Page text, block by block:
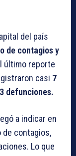
del país
de contagios y
último reporte
casi 7
defunciones.
a indicar en
de contagios,
Lo que